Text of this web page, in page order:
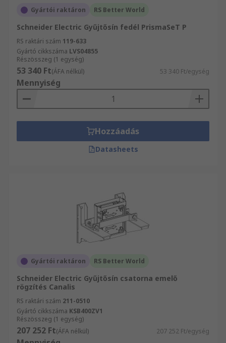
Gyártói raktáron RS Better World
Schneider Electric Gyűjtősín fedél PrismaSeT P
RS raktári szám 119-633
Gyártó cikkszáma LVS04855
Részösszeg (1 egység)
53 340 Ft(ÁFA nélkül) 53 340 Ft/egység
Mennyiség
Hozzáadás
Datasheets
Gyártói raktáron RS Better World
Schneider Electric Gyűjtősín csatorna emelő
rögzítés Canalis
RS raktári szám 211-0510
Gyártó cikkszáma KSB400ZV1
Részösszeg (1 egység)
207 252 Ft(ÁFA nélkül) 207 252 Ft/egység